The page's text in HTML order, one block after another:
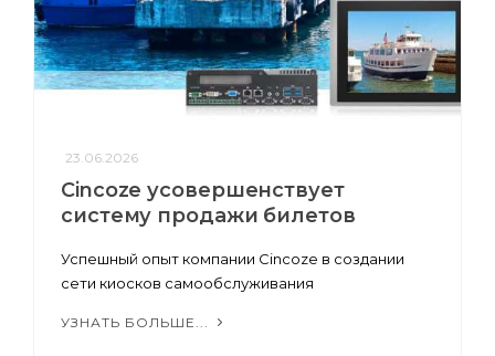
23.06.2026
Cincoze усовершенствует
систему продажи билетов
Успешный опыт компании Cincoze в создании
сети киосков самообслуживания
УЗНАТЬ БОЛЬШЕ...